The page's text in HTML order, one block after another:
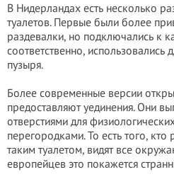
В Нидерландах есть несколько
туалетов. Первые были более
раздевалки, но подключались к
соответственно,
пузыря.
Более современные версии
предоставляют уединения. Они
отверстиями для
перегородками. То есть того, кто
таким туалетом, видят все
европейцев это покажется